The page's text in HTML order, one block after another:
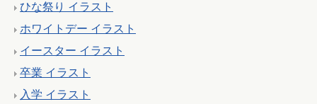
ひな祭り イラスト
ホワイトデー イラスト
イースター イラスト
卒業 イラスト
入学 イラスト